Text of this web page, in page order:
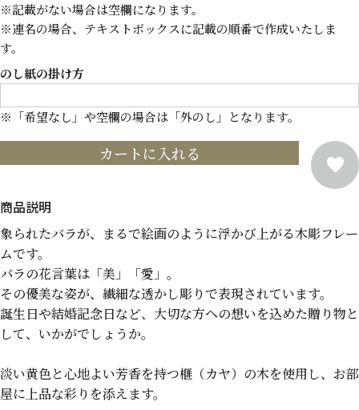
象られたバラが、まるで絵画のように浮かび上がる木彫フレー
ムです。
バラの花言葉は「美」「愛」。
その優美な姿が、繊細な透かし彫りで表現されています。
誕生日や結婚記念日など、大切な方への想いを込めた贈り物と
して、いかがでしょうか。
淡い黄色と心地よい芳香を持つ榧（カヤ）の木を使用し、お部
屋に上品な彩りを添えます。
※記載がない場合は空欄になります。
※連名の場合、テキストボックスに記載の順番で作成いたしま
す。
のし紙の掛け方
※「希望なし」や空欄の場合は「外のし」となります。
カートに入れる